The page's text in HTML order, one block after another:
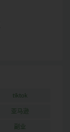
tiktok
亚马逊
副业